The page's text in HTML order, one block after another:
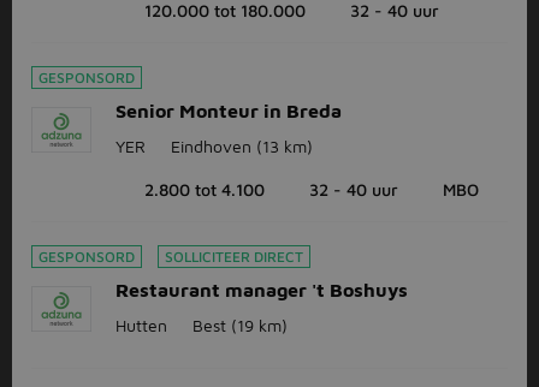
120.000 tot 180.000 32 - 40 uur
GESPONSORD
Senior Monteur in Breda
YER Eindhoven (13 km)
2.800 tot 4.100 32 - 40 uur MBO
GESPONSORD SOLLICITEER DIRECT
Restaurant manager 't Boshuys
Hutten Best (19 km)